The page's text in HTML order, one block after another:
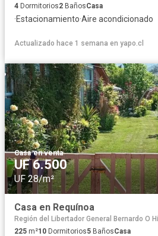
4 Dormitorios2 BañosCasa
·Estacionamiento·Aire acondicionado
Actualizado hace 1 semana en yapo.cl
Casa·en venta
UF 6.500
UF 28/m²
Casa en Requínoa
Región del Libertador General Bernardo O
225 m²10 Dormitorios5 BañosCasa